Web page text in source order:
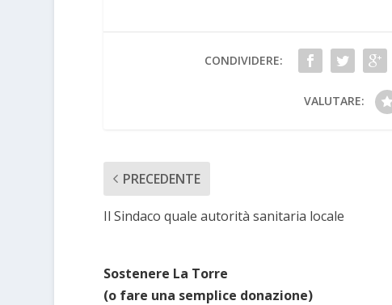
CONDIVIDERE:
VALUTARE:
PRECEDENTE
Il Sindaco quale autorità sanitaria locale
Sostenere La Torre
(o fare una semplice donazione)